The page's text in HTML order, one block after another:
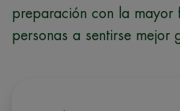
preparación con la mayor
personas a sentirse mejor